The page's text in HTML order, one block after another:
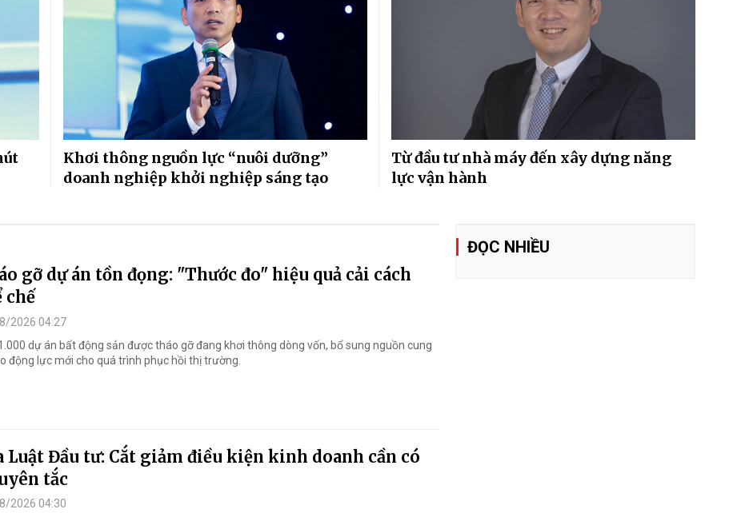
Khơi thông nguồn lực “nuôi dưỡng”
doanh nghiệp khởi nghiệp sáng tạo
Từ đầu tư nhà máy đến xây dựng năng
lực vận hành
gỡ dự án tồn đọng: "Thước đo" hiệu quả cải cách
chế
2026 04:27
dự án bất động sản được tháo gỡ đang khơi thông dòng vốn, bổ sung nguồn cung
động lực mới cho quá trình phục hồi thị trường.
Luật Đầu tư: Cắt giảm điều kiện kinh doanh cần có
tắc
2026 04:30
ĐỌC NHIỀU